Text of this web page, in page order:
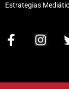
Estrategias
F
I